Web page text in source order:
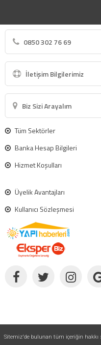
0850 302 76 69
İletişim Bilgilerimiz
Biz Sizi Arayalım
Tüm Sektörler
Banka Hesap Bilgileri
Hizmet Koşulları
Üyelik Avantajları
Kullanıcı Sözleşmesi
Sitemiz'de bulunan tüm içeriğin hakkı